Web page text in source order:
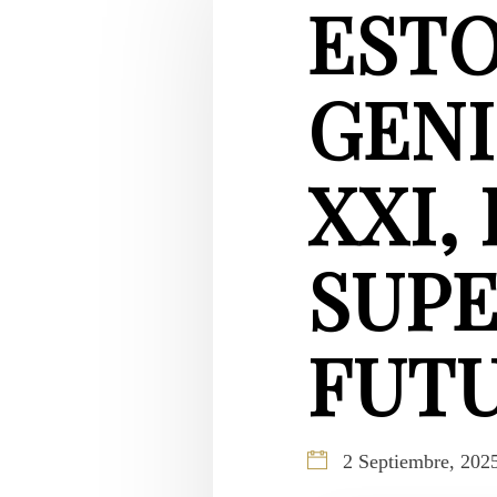
XXI,
2 Septiembre,